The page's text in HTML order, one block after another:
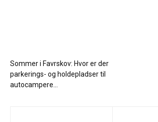
Sommer i Favrskov: Hvor er der
parkerings- og holdepladser til
autocampere...